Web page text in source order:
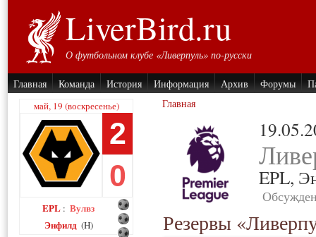
LiverBird.ru
О футбольном клубе «Ливерпуль» по-русски
Главная Команда История Информация Архив Форумы
май, 19 (воскресенье)
2
0
EPL : Вулвз
Энфилд (H)
Главная
EPL,
Резервы